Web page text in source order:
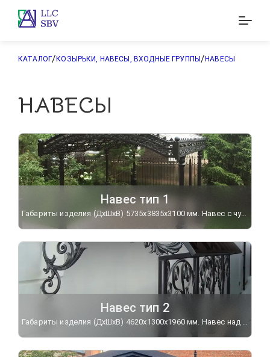
КАТАЛОГ/КОЗЫРЬКИ, НАВЕСЫ, ВХОДНЫЕ ГРУППЫ /НАВЕСЫ
НАВЕСЫ
Навес тип 1
Габариты изделия (ДхШхВ) 5735х3835х3100 мм. Навес с чугунным декором на чугунных опорных столбах. Кровля выполнена из монолитного поликарбоната.
Навес тип 2
Габариты изделия (ДхШхВ) 4620х1300х1960 мм. Навес над входом в цокольный этаж украшен кронштейном "Дельфин".